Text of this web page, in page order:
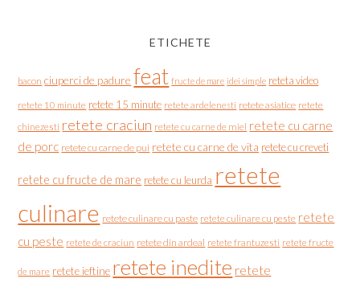
ETICHETE
bacon ciuperci de padure feat fructe de mare idei simple reteta video
retete 10 minute retete 15 minute retete ardelenesti retete asiatice retete
chinezesti retete craciun retete cu carne de miel retete cu carne
de porc retete cu carne de pui retete cu carne de vita retete cu creveti
retete cu fructe de mare retete cu leurda retete
culinare retete culinare cu paste retete culinare cu peste retete
cu peste retete de craciun retete din ardeal retete frantuzesti retete fructe
de mare retete ieftine retete inedite retete